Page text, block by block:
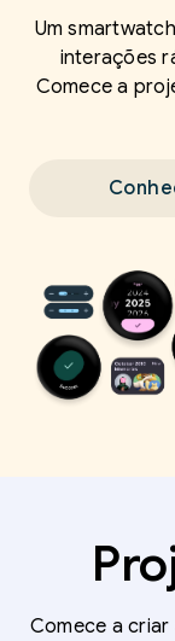
Um
interações
Comece a
Comece a